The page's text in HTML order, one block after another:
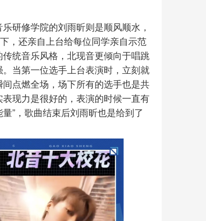
研修学院的刘雨昕则是顺风顺水，
，还亲自上台给每位同学亲自示范
统音乐风格，北现音更倾向于唱跳
当第一位选手上台表演时，立刻就
点燃全场，场下所有的选手也是共
现力是很好的，表演的时候一直有
”，歌曲结束后刘雨昕也是给到了